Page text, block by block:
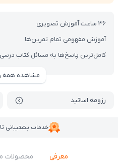
36 ساعت آموزش تصویری
آموزش مفهومی تمام تمرین‌ها
کامل‌ترین پاسخ‌ها به مسائل کتاب درسی
مشاهده همه
رزومه اساتید
خدمات پشتیبانی
معرفی محصولات